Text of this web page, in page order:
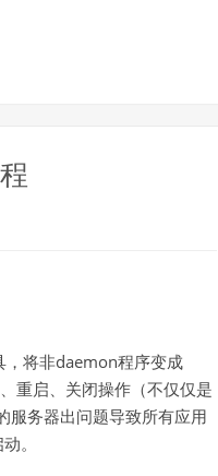
将非daemon程序变成
重启、关闭操作（不仅仅是
服务器出问题导致所有应用
。